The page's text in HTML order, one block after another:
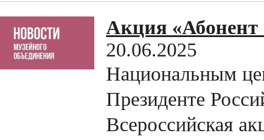
Акция «Абонент
20.06.2025
Национальным
Президенте
Всероссийская